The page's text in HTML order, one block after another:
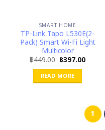
SMART HOME
TP-Link Tapo L530E(2-
Pack) Smart Wi-Fi Light
Multicolor
฿449.00 Original
was:
฿449.00.
฿397.00Current
READ MORE
1